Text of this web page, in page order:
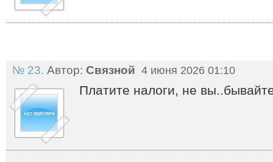
№ 23. Автор: Связной 4 июня 2026 01:10
Платите налоги, не